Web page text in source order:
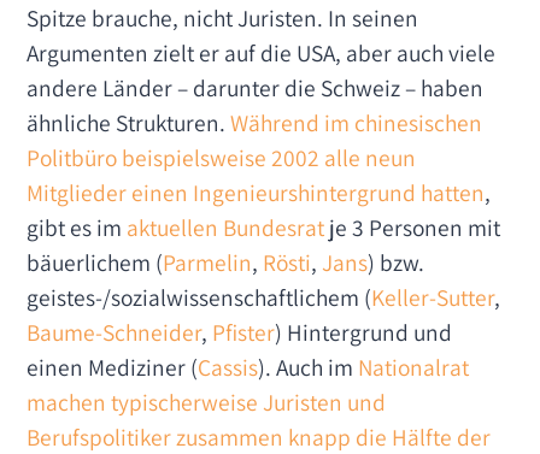
Spitze brauche, nicht Juristen. In seinen
Argumenten zielt er auf die USA, aber auch viele
andere Länder – darunter die Schweiz – haben
ähnliche Strukturen.Während im chinesischen
Politbüro beispielsweise 2002 alle neun
Mitglieder einen Ingenieurshintergrund hatten,
gibt es im aktuellen Bundesratje 3 Personen mit
bäuerlichem (Parmelin, Rösti, Jans) bzw.
geistes-/sozialwissenschaftlichem (Keller-Sutter,
Baume-Schneider, Pfister) Hintergrund und
einen Mediziner (Cassis). Auch im Nationalrat
machen typischerweise Juristen und
Berufspolitiker zusammen knapp die Hälfte der